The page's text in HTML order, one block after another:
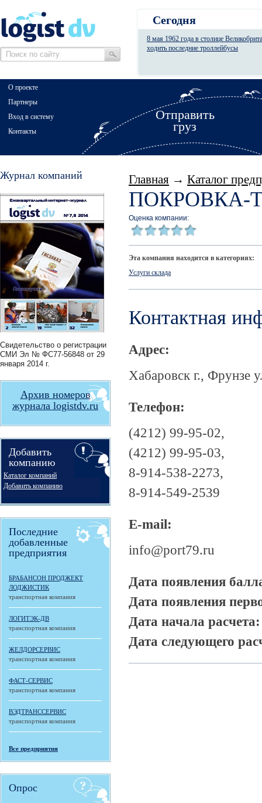
Сегодня
8 мая 1962 года в столице
ходить последние троллейбусы
Отправить
груз
О проекте
Партнеры
Вход в систему
Контакты
Журнал компаний
Свидетельство о регистрации
СМИ Эл № ФС77-56848 от 29
января 2014 г.
Архив номеров
журнала logistdv.ru
Добавить
компанию
Каталог компаний
Добавить компанию
Последние
добавленные
предприятия
БРАБАНСОН ПРОДЖЕКТ
ЛОДЖИСТИК
транспортная компания
ЛОГИТЭК-ДВ
транспортная компания
ЖЕЛДОРСЕРВИС
транспортная компания
ФАСТ-СЕРВИС
транспортная компания
ВЭДТРАНССЕРВИС
транспортная компания
Все предприятия
Опрос
Главная → Каталог
ПОКРОВКА-
Оценка компании:
Эта компания находится в категориях:
Услуги склада
Контактная
Адрес:
Хабаровск г., Фрунзе
Телефон:
(4212) 99-95-02,
(4212) 99-95-03,
8-914-538-2273,
8-914-549-2539
E-mail:
info@port79.ru
Дата появления
Дата появления
Дата начала
Дата следующего